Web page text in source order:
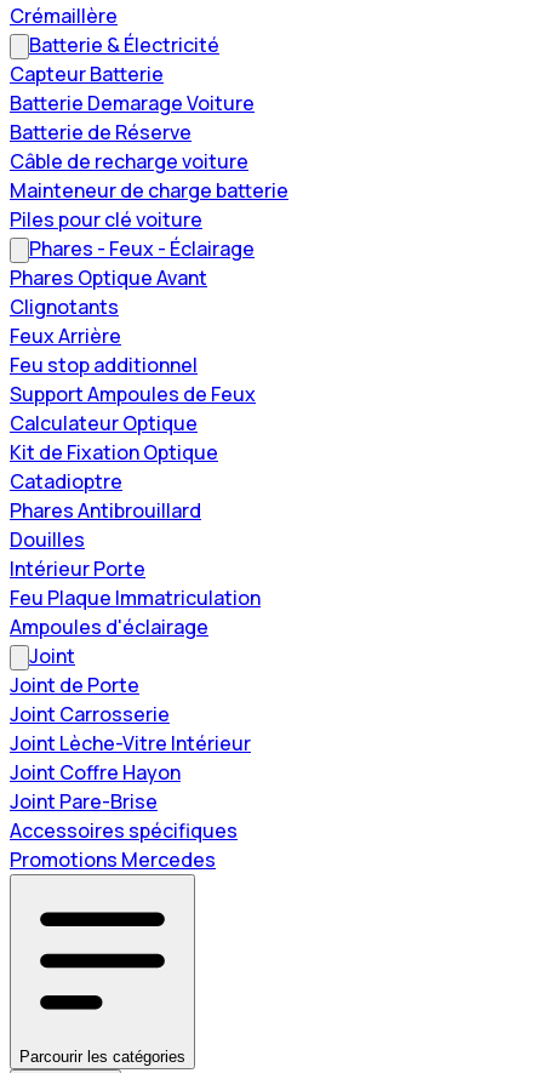
Crémaillère
Batterie & Électricité
Capteur Batterie
Batterie Demarage Voiture
Batterie de Réserve
Câble de recharge voiture
Mainteneur de charge batterie
Piles pour clé voiture
Phares - Feux - Éclairage
Phares Optique Avant
Clignotants
Feux Arrière
Feu stop additionnel
Support Ampoules de Feux
Calculateur Optique
Kit de Fixation Optique
Catadioptre
Phares Antibrouillard
Douilles
Intérieur Porte
Feu Plaque Immatriculation
Ampoules d'éclairage
Joint
Joint de Porte
Joint Carrosserie
Joint Lèche-Vitre Intérieur
Joint Coffre Hayon
Joint Pare-Brise
Accessoires spécifiques
Promotions Mercedes
Parcourir les catégories